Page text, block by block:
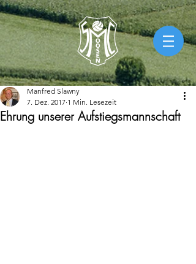
Ehrung unserer Aufstiegsmannschaft
Manfred Slawny
7. Dez. 2017 1 Min. Lesezeit